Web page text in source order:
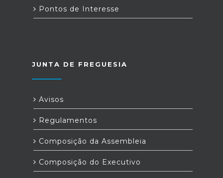
Pontos de Interesse
JUNTA DE FREGUESIA
Avisos
Regulamentos
Composição da Assembleia
Composição do Executivo